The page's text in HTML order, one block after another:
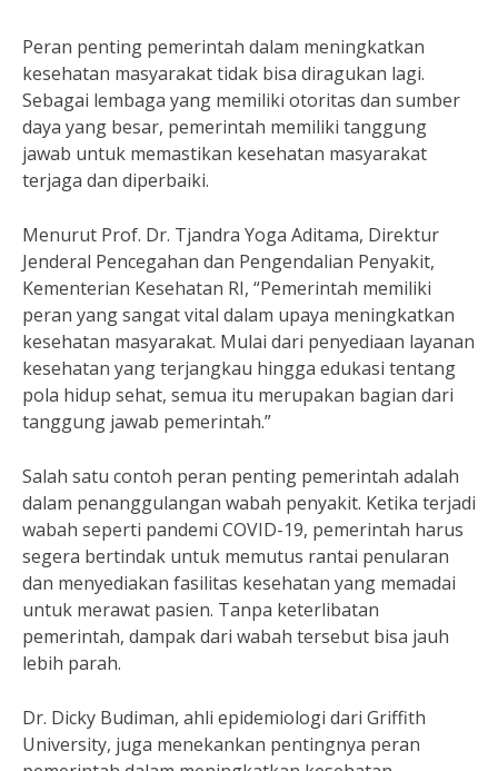
Peran penting pemerintah dalam meningkatkan
kesehatan masyarakat tidak bisa diragukan lagi.
Sebagai lembaga yang memiliki otoritas dan sumber
daya yang besar, pemerintah memiliki tanggung
jawab untuk memastikan kesehatan masyarakat
terjaga dan diperbaiki.
Menurut Prof. Dr. Tjandra Yoga Aditama, Direktur
Jenderal Pencegahan dan Pengendalian Penyakit,
Kementerian Kesehatan RI, “Pemerintah memiliki
peran yang sangat vital dalam upaya meningkatkan
kesehatan masyarakat. Mulai dari penyediaan layanan
kesehatan yang terjangkau hingga edukasi tentang
pola hidup sehat, semua itu merupakan bagian dari
tanggung jawab pemerintah.”
Salah satu contoh peran penting pemerintah adalah
dalam penanggulangan wabah penyakit. Ketika terjadi
wabah seperti pandemi COVID-19, pemerintah harus
segera bertindak untuk memutus rantai penularan
dan menyediakan fasilitas kesehatan yang memadai
untuk merawat pasien. Tanpa keterlibatan
pemerintah, dampak dari wabah tersebut bisa jauh
lebih parah.
Dr. Dicky Budiman, ahli epidemiologi dari Griffith
University, juga menekankan pentingnya peran